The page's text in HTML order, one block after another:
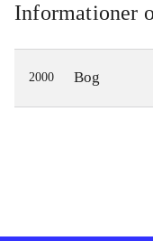
Informationer
2000 Bog